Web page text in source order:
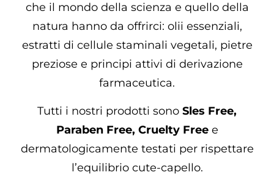
che il mondo della scienza e quello della
natura hanno da offrirci: olii essenziali,
estratti di cellule staminali vegetali, pietre
preziose e principi attivi di derivazione
farmaceutica.
Tutti i nostri prodotti sono Sles Free,
Paraben Free, Cruelty Freee
dermatologicamente testati per rispettare
l’equilibrio cute-capello.